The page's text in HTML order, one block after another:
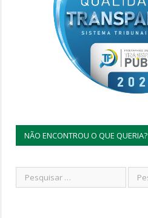
NÃO ENCONTROU O QUE QUERIA?